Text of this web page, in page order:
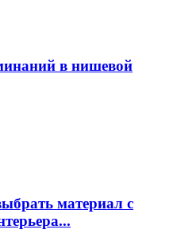
в нишевой
материал с